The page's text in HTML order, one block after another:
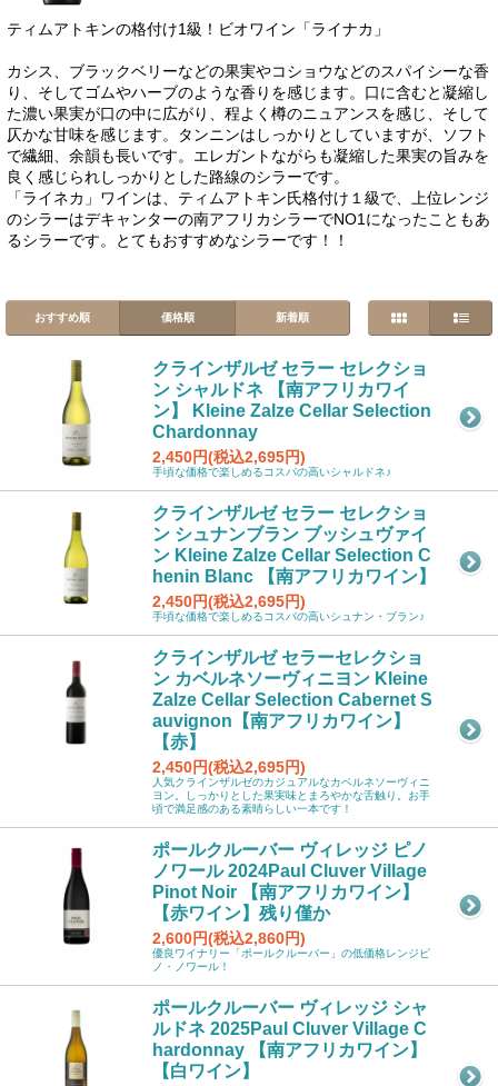
ティムアトキンの格付け1級！ビオワイン「ライナカ」
カシス、ブラックベリーなどの果実やコショウなどのスパイシーな香
り、そしてゴムやハーブのような香りを感じます。口に含むと凝縮し
た濃い果実が口の中に広がり、程よく樽のニュアンスを感じ、そして
仄かな甘味を感じます。タンニンはしっかりとしていますが、ソフト
で繊細、余韻も長いです。エレガントながらも凝縮した果実の旨みを
良く感じられしっかりとした路線のシラーです。
「ライネカ」ワインは、ティムアトキン氏格付け１級で、上位レンジ
のシラーはデキャンターの南アフリカシラーでNO1になったこともあ
るシラーです。とてもおすすめなシラーです！！
おすすめ順 価格順 新着順
クラインザルゼ セラー セレクショ
ン シャルドネ 【南アフリカワイ
ン】 Kleine Zalze Cellar Selection
Chardonnay
2,450円(税込2,695円)
手頃な価格で楽しめるコスパの高いシャルドネ♪
クラインザルゼ セラー セレクショ
ン シュナンブラン ブッシュヴァイ
ン Kleine Zalze Cellar Selection C
henin Blanc 【南アフリカワイン】
2,450円(税込2,695円)
手頃な価格で楽しめるコスパの高いシュナン・ブラン♪
クラインザルゼ セラーセレクショ
ン カベルネソーヴィニヨン Kleine
Zalze Cellar Selection Cabernet S
auvignon【南アフリカワイン】
【赤】
2,450円(税込2,695円)
人気クラインザルゼのカジュアルなカベルネソーヴィニ
ヨン。しっかりとした果実味とまろやかな舌触り。お手
頃で満足感のある素晴らしい一本です！
ポールクルーバー ヴィレッジ ピノ
ノワール 2024Paul Cluver Village
Pinot Noir 【南アフリカワイン】
【赤ワイン】残り僅か
2,600円(税込2,860円)
優良ワイナリー「ポールクルーバー」の低価格レンジピ
ノ・ノワール！
ポールクルーバー ヴィレッジ シャ
ルドネ 2025Paul Cluver Village C
hardonnay 【南アフリカワイン】
【白ワイン】